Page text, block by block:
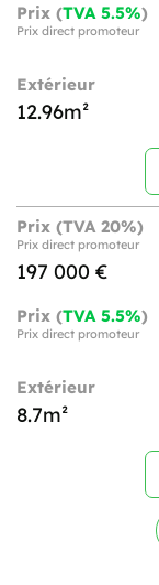
Prix (TVA 5.5%)
Prix direct promoteur
Extérieur
12.96m²
Prix (TVA 20%)
Prix direct promoteur
197 000 €
Prix (TVA 5.5%)
Prix direct promoteur
Extérieur
8.7m²